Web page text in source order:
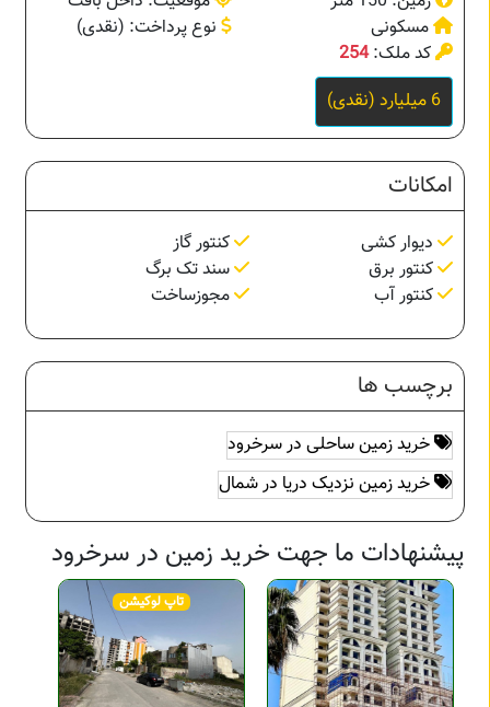
مسکونی
نوع پرداخت: (نقدی)
کد ملک:254
6 میلیارد (نقدی)
امکانات
دیوار کشی
کنتور گاز
کنتور برق
سند تک برگ
کنتور آب
مجوزساخت
برچسب ها
خرید زمین ساحلی در سرخرود
خرید زمین نزدیک دریا در شمال
پیشنهادات ما جهت خرید زمین در سرخرود
تاپ لوکیشن